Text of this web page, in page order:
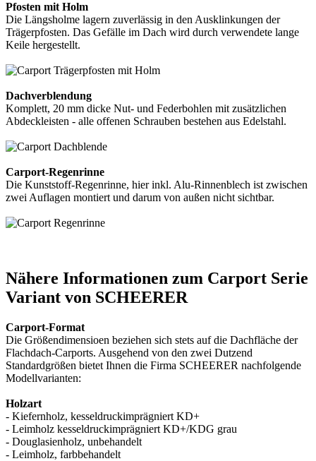
Pfosten mit Holm
Die Längsholme lagern zuverlässig in den Ausklinkungen der
Trägerpfosten. Das Gefälle im Dach wird durch verwendete lange
Keile hergestellt.
Dachverblendung
Komplett, 20 mm dicke Nut- und Federbohlen mit zusätzlichen
Abdeckleisten - alle offenen Schrauben bestehen aus Edelstahl.
Carport-Regenrinne
Die Kunststoff-Regenrinne, hier inkl. Alu-Rinnenblech ist zwischen
zwei Auflagen montiert und darum von außen nicht sichtbar.
Nähere Informationen zum Carport Serie
Variant von SCHEERER
Carport-Format
Die Größendimensioen beziehen sich stets auf die Dachfläche der
Flachdach-Carports. Ausgehend von den zwei Dutzend
Standardgrößen bietet Ihnen die Firma SCHEERER nachfolgende
Modellvarianten:
Holzart
- Kiefernholz, kesseldruckimprägniert KD+
- Leimholz kesseldruckimprägniert KD+/KDG grau
- Douglasienholz, unbehandelt
- Leimholz, farbbehandelt